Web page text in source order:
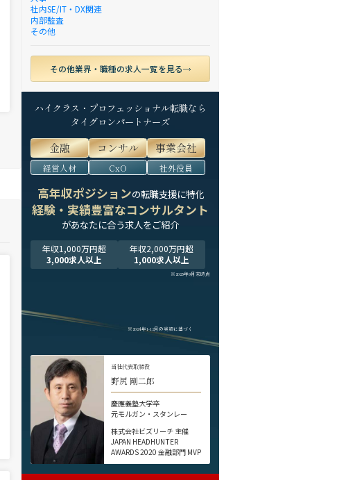
社内SE/IT・DX関連
内部監査
その他
その他業界・職種の求人一覧を見る
ハイクラス・プロフェッショナル転職なら
タイグロンパートナーズ
金融 コンサル 事業会社
経営人材 CxO 社外役員
高年収ポジションの転職支援に特化
経験・実績豊富なコンサルタント
があなたに合う求人をご紹介
年収1,000万円超
3,000求人以上
年収2,000万円超
1,000求人以上
※2025年9月末時点
※2024年1-12月の実績に基づく
当社代表取締役
野尻 剛二郎
慶應義塾大学卒
元モルガン・スタンレー
株式会社ビズリーチ 主催
JAPAN HEADHUNTER
AWARDS 2020 金融部門 MVP